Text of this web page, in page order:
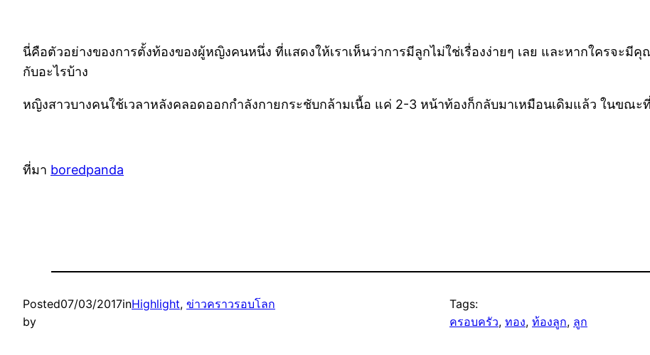
นี่คือตัวอย่างของการตั้งท้องของผู้หญิงคนหนึ่ง ที่แสดงให้เราเห็นว่าการมีลูกไม่ใช่เรื่องง่ายๆ เลย และหากใครจะมี
กับอะไรบ้าง
หญิงสาวบางคนใช้เวลาหลังคลอดออกกำลังกายกระชับกล้ามเนื้อ แค่ 2-3 หน้าท้องก็กลับมาเหมือนเดิมแล้ว ในขณะ
ที่มา boredpanda
Posted07/03/2017inHighlight, ข่าวคราวรอบโลก
by
Tags:
ครอบครัว, ทอง, ท้องลูก, ลูก